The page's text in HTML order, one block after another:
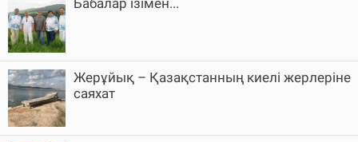
Жерұйық – Қазақстанның киелі жерлеріне
саяхат